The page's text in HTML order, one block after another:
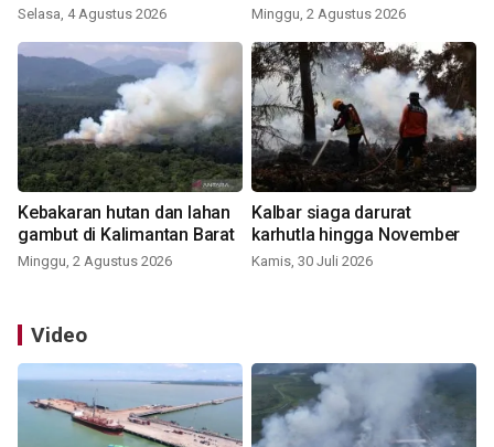
Selasa, 4 Agustus 2026 Minggu, 2 Agustus 2026
Kebakaran hutan dan lahan
gambut di Kalimantan Barat
Minggu, 2 Agustus 2026
Kalbar siaga darurat
karhutla hingga November
Kamis, 30 Juli 2026
Video